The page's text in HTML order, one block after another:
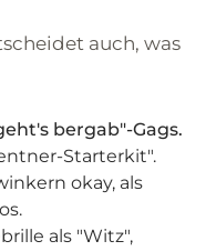
auch, was
bergab"-Gags.
Starterkit".
okay, als
als "Witz",